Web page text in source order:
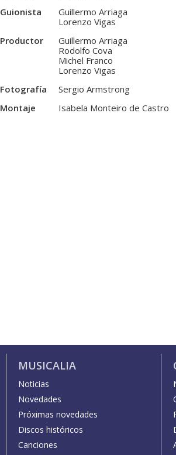
Guionista
Guillermo Arriaga
Lorenzo Vigas
Productor
Guillermo Arriaga
Rodolfo Cova
Michel Franco
Lorenzo Vigas
Fotografía
Sergio Armstrong
Montaje
Isabela Monteiro de Castro
MUSICALIA
Noticias
Novedades
Próximas novedades
Discos históricos
Canciones